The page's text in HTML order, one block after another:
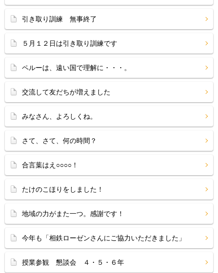
引き取り訓練 無事終了
５月１２日は引き取り訓練です
ペルーは、遠い国で理解に・・・。
交流して友だちが増えました
みなさん、よろしくね。
さて、さて、何の時間？
合言葉はえ○○○○！
たけのこほりをしました！
地域の力がまた一つ。感謝です！
今年も「相鉄ローゼンさんにご協力いただきました」
授業参観 懇談会 ４・５・６年